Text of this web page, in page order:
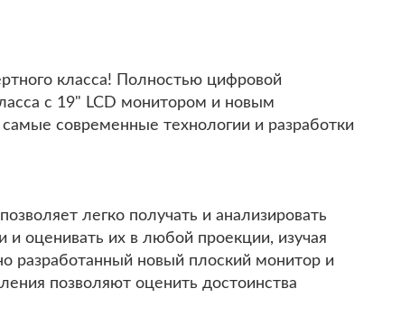
класса! Полностью цифровой
с 19" LCD монитором и новым
современные технологии и разработки
легко получать и анализировать
оценивать их в любой проекции, изучая
разработанный новый плоский монитор и
позволяют оценить достоинства